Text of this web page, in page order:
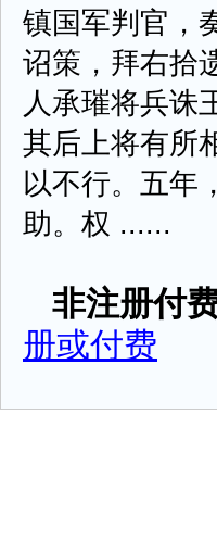
镇国军判官，
诏策，拜右拾
人承璀将兵诛
其后上将有所
以不行。五年
助。权 ......
非注册付
册或付费